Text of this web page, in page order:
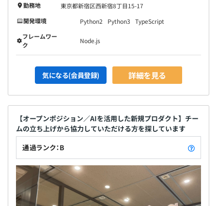
勤務地
東京都新宿区西新宿8丁目15-17
開発環境
Python2 Python3
TypeScript
フレームワー
ク
Node.js
気になる(会員登録) 詳細を見る
【オープンポジション／AIを活用した新規プロダクト】チー
ムの立ち上げから協力していただける方を探しています
通過ランク：B